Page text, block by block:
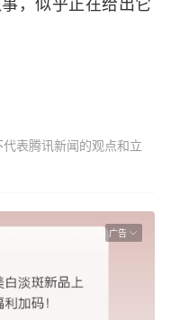
，似乎正在给出它
表腾讯新闻的观点和立
广告